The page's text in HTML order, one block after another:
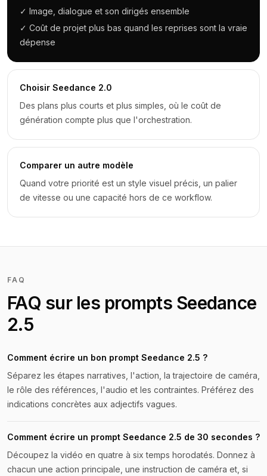
✓ Image, dialogue et son dirigés ensemble
✓ Coût de projet plus bas quand les reprises sont la vraie
dépense
Choisir Seedance 2.0
Des plans plus courts et plus simples, où le coût de
génération compte plus que l'orchestration.
Comparer un autre modèle
Quand votre priorité est un style visuel précis, un palier
de vitesse ou une capacité hors de ce workflow.
FAQ
FAQ sur les prompts Seedance
2.5
Comment écrire un bon prompt Seedance 2.5 ?
Séparez les étapes narratives, l'action, la trajectoire de caméra,
le rôle des références, l'audio et les contraintes. Préférez des
indications concrètes aux adjectifs vagues.
Comment écrire un prompt Seedance 2.5 de 30 secondes ?
Découpez la vidéo en quatre à six temps horodatés. Donnez à
chacun une action principale, une instruction de caméra et, si